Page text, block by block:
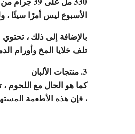
الأسبوع ليس أمرًا سيئًا ،
بالإضافة إلى ذلك ،
تلف خلايا المخ وأورام
3. منتجات الألبان
كما هو الحال مع اللحوم ،
، فإن هذه الأطعمة